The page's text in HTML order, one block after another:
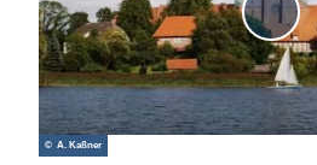
V
i
d
e
o
© A. Kaßner